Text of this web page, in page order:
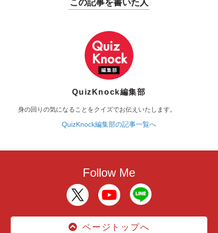
この記事を書いた人
QuizKnock編集部
身の回りの気になることをクイズでお伝えいたします。
QuizKnock編集部の記事一覧へ
Follow Me
ページトップへ